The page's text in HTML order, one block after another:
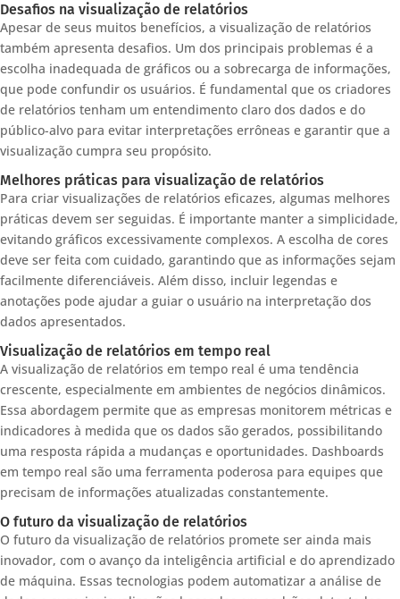
Desafios na visualização de relatórios
Apesar de seus muitos benefícios, a visualização de relatórios
também apresenta desafios. Um dos principais problemas é a
escolha inadequada de gráficos ou a sobrecarga de informações,
que pode confundir os usuários. É fundamental que os criadores
de relatórios tenham um entendimento claro dos dados e do
público-alvo para evitar interpretações errôneas e garantir que a
visualização cumpra seu propósito.
Melhores práticas para visualização de relatórios
Para criar visualizações de relatórios eficazes, algumas melhores
práticas devem ser seguidas. É importante manter a simplicidade,
evitando gráficos excessivamente complexos. A escolha de cores
deve ser feita com cuidado, garantindo que as informações sejam
facilmente diferenciáveis. Além disso, incluir legendas e
anotações pode ajudar a guiar o usuário na interpretação dos
dados apresentados.
Visualização de relatórios em tempo real
A visualização de relatórios em tempo real é uma tendência
crescente, especialmente em ambientes de negócios dinâmicos.
Essa abordagem permite que as empresas monitorem métricas e
indicadores à medida que os dados são gerados, possibilitando
uma resposta rápida a mudanças e oportunidades. Dashboards
em tempo real são uma ferramenta poderosa para equipes que
precisam de informações atualizadas constantemente.
O futuro da visualização de relatórios
O futuro da visualização de relatórios promete ser ainda mais
inovador, com o avanço da inteligência artificial e do aprendizado
de máquina. Essas tecnologias podem automatizar a análise de